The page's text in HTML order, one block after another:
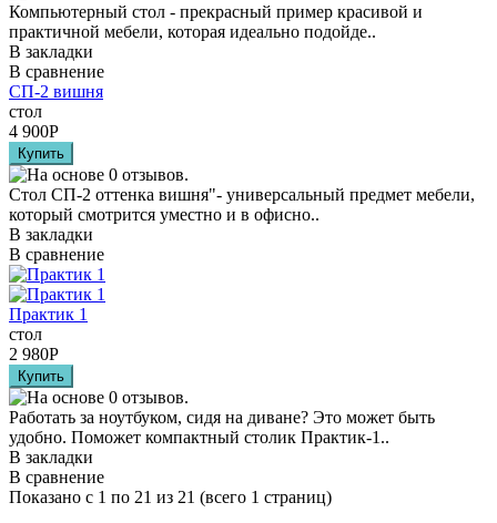
Компьютерный стол - прекрасный пример красивой и
практичной мебели, которая идеально подойде..
В закладки
В сравнение
СП-2 вишня
стол
4 900Р
Стол СП-2 оттенка вишня"- универсальный предмет мебели,
который смотрится уместно и в офисно..
В закладки
В сравнение
Практик 1
стол
2 980Р
Работать за ноутбуком, сидя на диване? Это может быть
удобно. Поможет компактный столик Практик-1..
В закладки
В сравнение
Показано с 1 по 21 из 21 (всего 1 страниц)